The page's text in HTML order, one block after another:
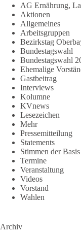
AG Ernährung,
Aktionen
Allgemeines
Arbeitsgruppen
Bezirkstag
Bundestagswahl
Bundestagswahl
Ehemalige
Gastbeitrag
Interviews
Kolumne
KVnews
Lesezeichen
Mehr
Pressemitteilung
Statements
Stimmen der Basis
Termine
Veranstaltung
Videos
Vorstand
Wahlen
Archiv